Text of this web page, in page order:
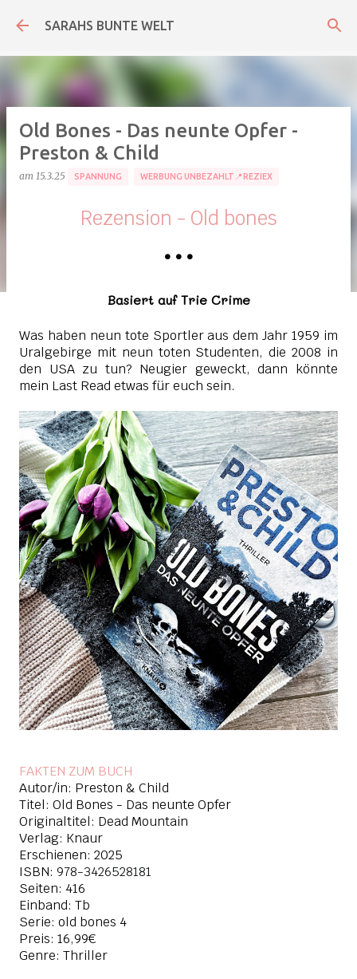
Direkt zum Hauptbereich
SARAHS BUNTE WELT
Old Bones - Das neunte Opfer -
Preston & Child
am 15.3.25 SPANNUNG WERBUNG UNBEZAHLT📍REZIEX
Rezension - Old bones
• • •
Basiert auf Trie Crime
Was haben neun tote Sportler aus dem Jahr 1959 im
Uralgebirge mit neun toten Studenten, die 2008 in
den USA zu tun? Neugier geweckt, dann könnte
mein Last Read etwas für euch sein.
FAKTEN ZUM BUCH
Autor/in: Preston & Child
Titel: Old Bones - Das neunte Opfer
Originaltitel: Dead Mountain
Verlag: Knaur
Erschienen: 2025
ISBN: 978-3426528181
Seiten: 416
Einband: Tb
Serie: old bones 4
Preis: 16,99€
Genre: Thriller